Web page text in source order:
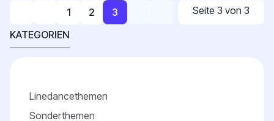
1 2 3
Seite 3 von 3
KATEGORIEN
Linedancethemen
Sonderthemen